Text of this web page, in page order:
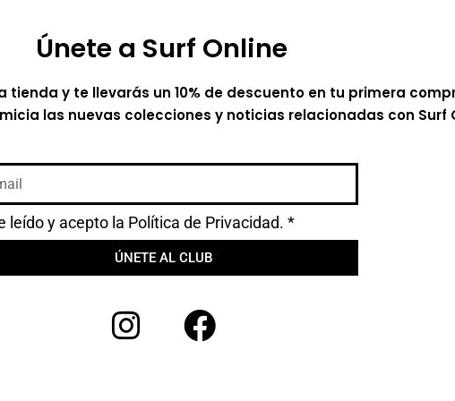
Únete a Surf Online
tienda y te llevarás un 10% de descuento en tu primera
las nuevas colecciones y noticias relacionadas con Surf
leído y acepto la Política de Privacidad. *
ÚNETE AL CLUB